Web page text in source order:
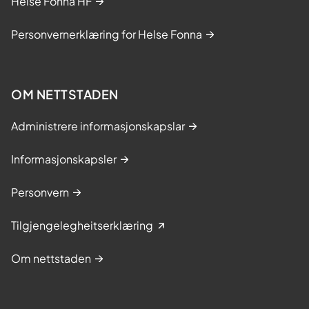
Personvernerklæring for Helse Fonna
OM NETTSTADEN
Administrere informasjonskapslar
Informasjonskapsler
Personvern
Tilgjengelegheitserklæring
Om nettstaden